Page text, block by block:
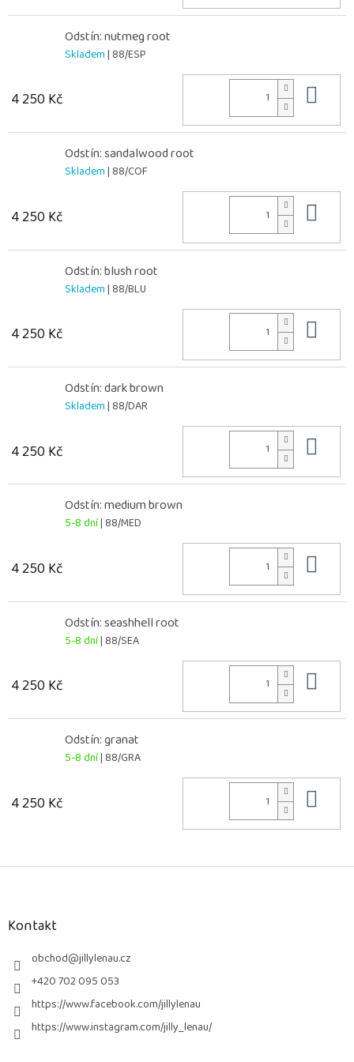
Odstín: nutmeg root
Skladem| 88/ESP
4 250 Kč
Odstín: sandalwood root
Skladem| 88/COF
4 250 Kč
Odstín: blush root
Skladem| 88/BLU
4 250 Kč
Odstín: dark brown
Skladem| 88/DAR
4 250 Kč
Odstín: medium brown
5-8 dní| 88/MED
4 250 Kč
Odstín: seashhell root
5-8 dní| 88/SEA
4 250 Kč
Odstín: granat
5-8 dní| 88/GRA
4 250 Kč
Z
Kontakt
obchod@jillylenau.cz
+420 702 095 053
https://www.facebook.com/jillylenau
https://www.instagram.com/jilly_lenau/